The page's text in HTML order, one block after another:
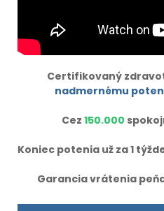
Certifikovaný
nadmernému
Cez 150.000
Koniec potenia už za 1
Garancia vrátenia